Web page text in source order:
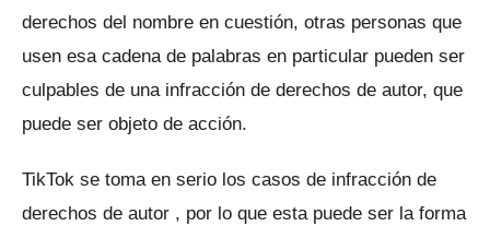
derechos del nombre en cuestión, otras personas que
usen esa cadena de palabras en particular pueden ser
culpables de una infracción de derechos de autor, que
puede ser objeto de acción.
TikTok se toma en serio los casos de infracción de
derechos de autor , por lo que esta puede ser la forma